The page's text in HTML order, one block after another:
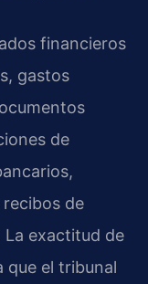
financieros
gastos
de
de
La exactitud de
que el tribunal